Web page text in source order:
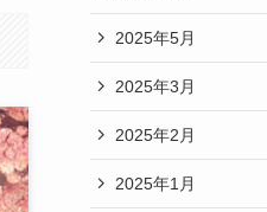
2025年5月
2025年3月
2025年2月
2025年1月